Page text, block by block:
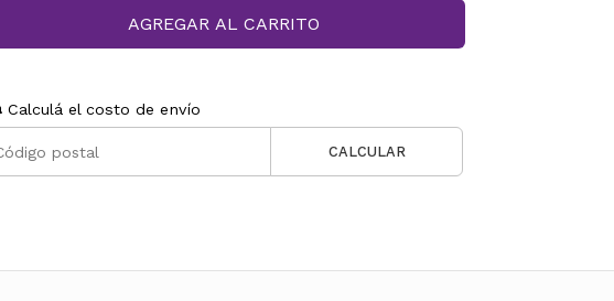
AGREGAR AL CARRITO
Calculá el costo de envío
CALCULAR